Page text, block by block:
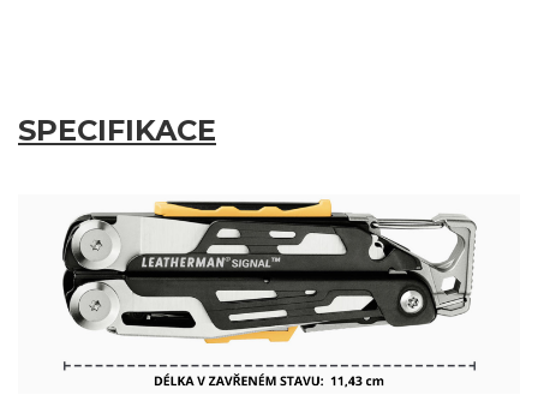
SPECIFIKACE